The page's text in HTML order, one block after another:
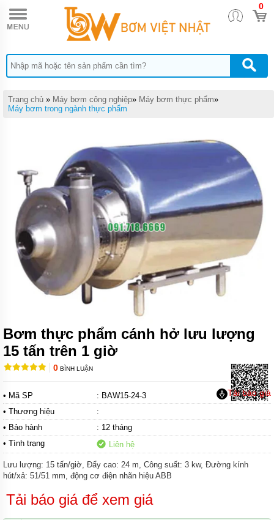
0
TRANG
CHỦ
BƠM
HÚT
BÙN
NẶNG
MUYUAN
BÙN
CÔNG
SUẤT
NHỎ
MUYUAN
SERI ML
MÁY
BƠM
HÚT
CỘT ÁP
MÁY
BƠM
BÙN
HIỆU
MUYUAN
SERI
MHE
MÁY
BƠM
BÙN
CÔNG
LỚN
MUYUAN
Trang chủ » Máy bơm công nghiệp» Máy bơm thực phẩm»
Máy bơm trong ngành thực phẩm
Bơm thực phẩm cánh hở lưu lượng
15 tấn trên 1 giờ
0 BÌNH LUẬN
Tải báo giá
• Mã SP
: BAW15-24-3
• Thương hiệu
:
• Bảo hành
: 12 tháng
• Tình trạng
Liên hệ
Lưu lượng: 15 tấn/giờ, Đẩy cao: 24 m, Công suất: 3 kw, Đường kính
hút/xả: 51/51 mm, động cơ điện nhãn hiệu ABB
Tải báo giá để xem giá